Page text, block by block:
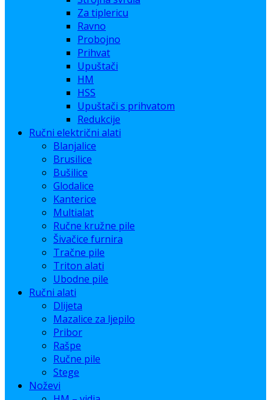
Za tiplericu
Ravno
Probojno
Prihvat
Upuštači
HM
HSS
Upuštači s prihvatom
Redukcije
Ručni električni alati
Blanjalice
Brusilice
Bušilice
Glodalice
Kanterice
Multialat
Ručne kružne pile
Šivačice furnira
Tračne pile
Triton alati
Ubodne pile
Ručni alati
Dlijeta
Mazalice za ljepilo
Pribor
Rašpe
Ručne pile
Stege
Noževi